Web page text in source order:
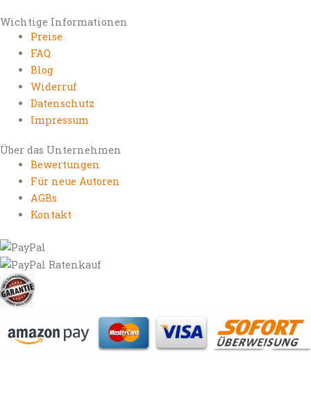
Wichtige Informationen
Preise
FAQ
Blog
Widerruf
Datenschutz
Impressum
Über das Unternehmen
Bewertungen
Für neue Autoren
AGBs
Kontakt